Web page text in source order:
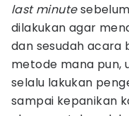
last minute
dilakukan agar
dan sesudah acara
metode mana pun,
selalu lakukan
sampai kepanikan